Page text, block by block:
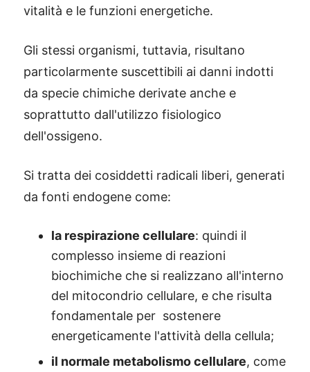
vitalità e le funzioni energetiche.
Gli stessi organismi, tuttavia, risultano
particolarmente suscettibili ai danni indotti
da specie chimiche derivate anche e
soprattutto dall'utilizzo fisiologico
dell'ossigeno.
Si tratta dei cosiddetti radicali liberi, generati
da fonti endogene come:
la respirazione cellulare: quindi il
complesso insieme di reazioni
biochimiche che si realizzano all'interno
del mitocondrio cellulare, e che risulta
fondamentale per sostenere
energeticamente l'attività della cellula;
il normale metabolismo cellulare, come